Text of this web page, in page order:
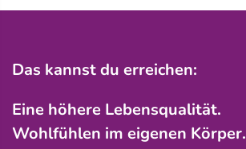
Das kannst du erreichen:
Eine höhere Lebensqualität.
Wohlfühlen im eigenen Körper.